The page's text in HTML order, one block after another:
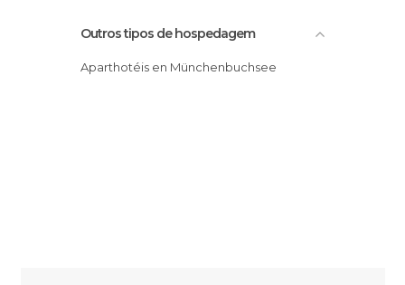
Outros tipos de hospedagem
Aparthotéis en Münchenbuchsee